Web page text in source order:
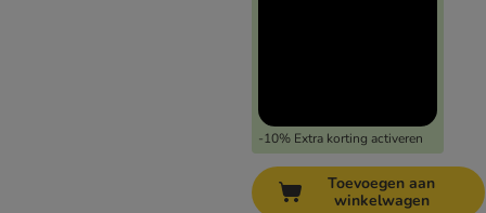
-10% Extra korting activeren
Toevoegen aan
winkelwagen